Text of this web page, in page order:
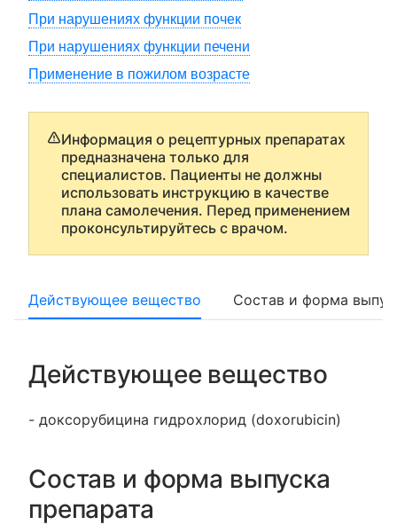
При нарушениях функции почек
При нарушениях функции печени
Применение в пожилом возрасте
Информация о рецептурных препаратах
предназначена только для
специалистов. Пациенты не должны
использовать инструкцию в качестве
плана самолечения. Перед применением
проконсультируйтесь с врачом.
Действующее вещество Состав и форма
Действующее вещество
- доксорубицина гидрохлорид (doxorubicin)
Состав и форма выпуска
препарата